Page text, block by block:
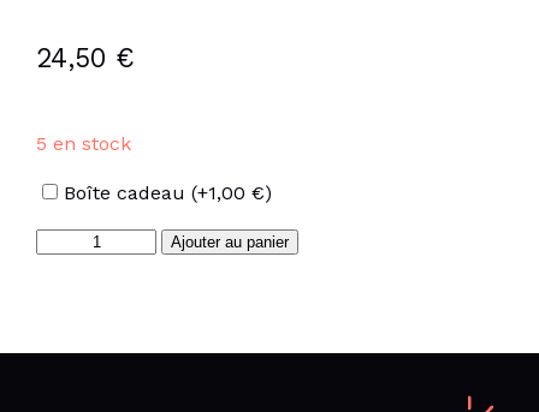
24,50 €
5 en stock
Options
Boîte cadeau (+1,00 €)
quantité
végétal
Ajouter au panier